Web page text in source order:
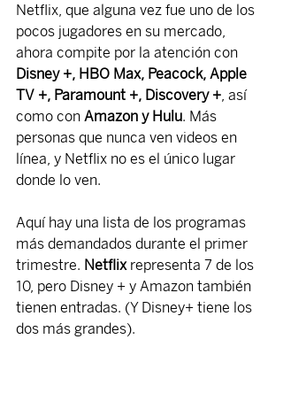
Netflix, que alguna vez fue uno de los
pocos jugadores en su mercado,
ahora compite por la atención con
Disney +, HBO Max, Peacock, Apple
TV +, Paramount +, Discovery +, así
como con Amazon y Hulu. Más
personas que nunca ven videos en
línea, y Netflix no es el único lugar
donde lo ven.
Aquí hay una lista de los programas
más demandados durante el primer
trimestre. Netflix representa 7 de los
10, pero Disney + y Amazon también
tienen entradas. (Y Disney+ tiene los
dos más grandes).